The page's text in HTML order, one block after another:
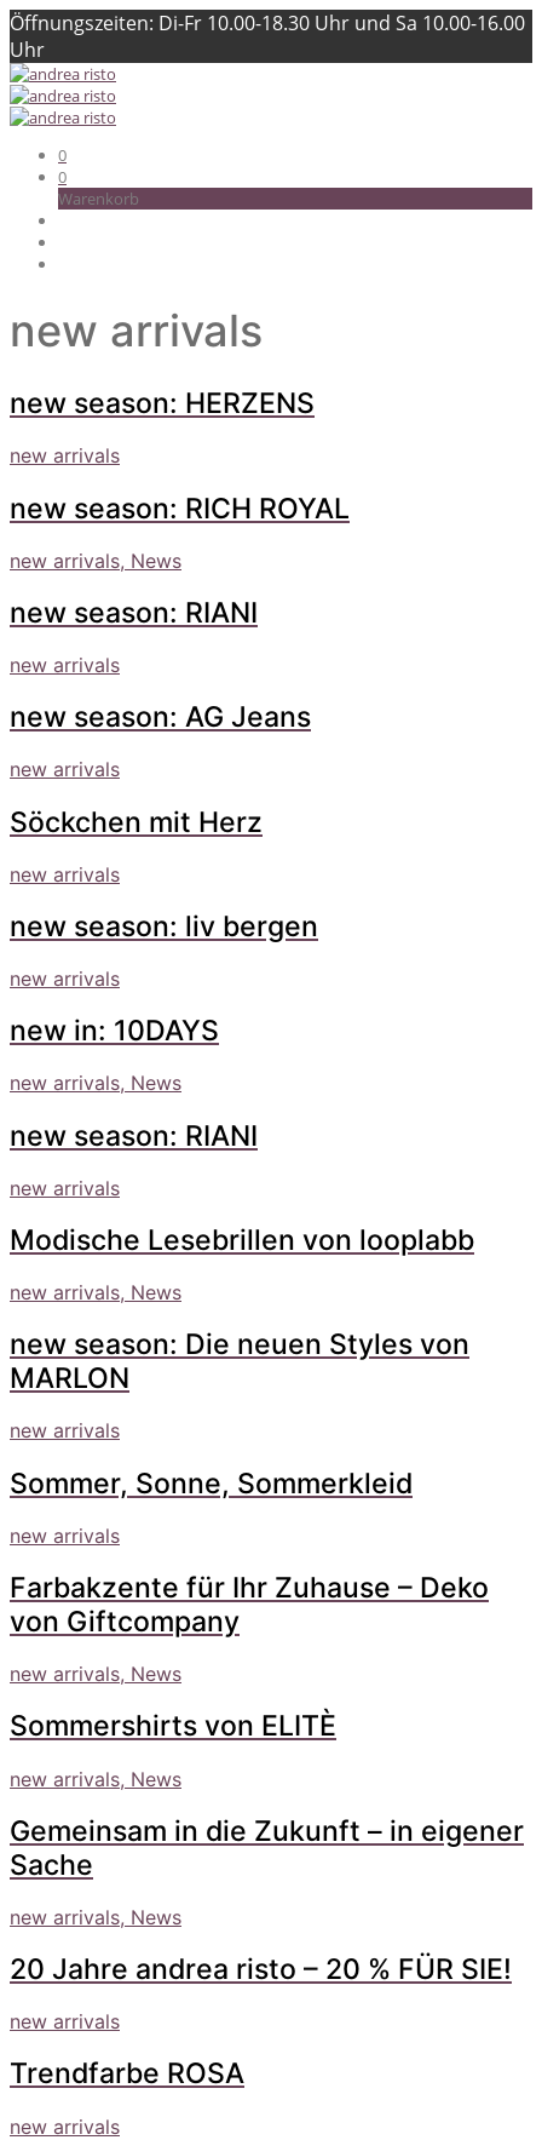
Öffnungszeiten: Di-Fr 10.00-18.30 Uhr und Sa 10.00-16.00
Uhr
0
0
Warenkorb
new arrivals
new season: HERZENS
new arrivals
new season: RICH ROYAL
new arrivals, News
new season: RIANI
new arrivals
new season: AG Jeans
new arrivals
Söckchen mit Herz
new arrivals
new season: liv bergen
new arrivals
new in: 10DAYS
new arrivals, News
new season: RIANI
new arrivals
Modische Lesebrillen von looplabb
new arrivals, News
new season: Die neuen Styles von
MARLON
new arrivals
Sommer, Sonne, Sommerkleid
new arrivals
Farbakzente für Ihr Zuhause – Deko
von Giftcompany
new arrivals, News
Sommershirts von ELITÈ
new arrivals, News
Gemeinsam in die Zukunft – in eigener
Sache
new arrivals, News
20 Jahre andrea risto – 20 % FÜR SIE!
new arrivals
Trendfarbe ROSA
new arrivals